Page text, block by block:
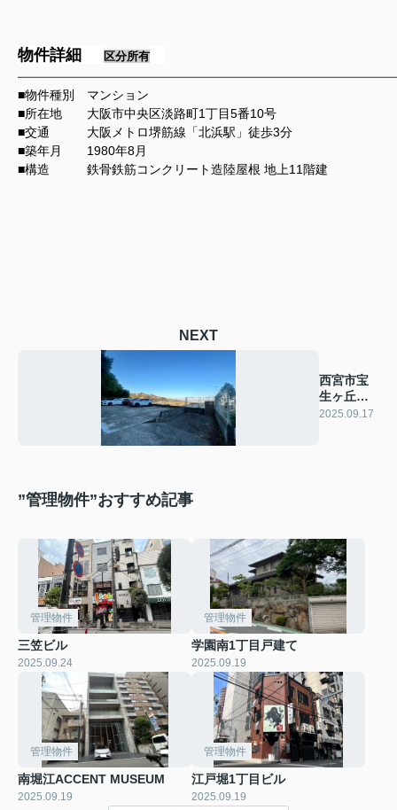
物件詳細 区分所有
■物件種別 マンション
■所在地 大阪市中央区淡路町1丁目5番10号
■交通 大阪メトロ堺筋線「北浜駅」徒歩3分
■築年月 1980年8月
■構造 鉄骨鉄筋コンクリート造陸屋根 地上11階建
NEXT
西宮市宝
生ヶ丘駐
車場
2025.09.17
”管理物件”おすすめ記事
管理物件
三笠ビル
2025.09.24
管理物件
学園南1丁目戸建て
2025.09.19
管理物件
南堀江ACCENT MUSEUM
2025.09.19
管理物件
江戸堀1丁目ビル
2025.09.19